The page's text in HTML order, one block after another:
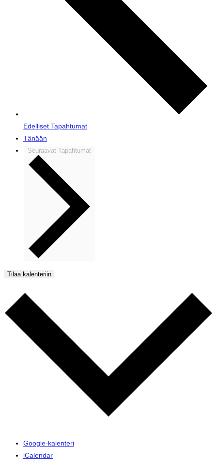
Edelliset Tapahtumat
Tänään
Seuraavat Tapahtumat
Tilaa kalenteriin
Google-kalenteri
iCalendar